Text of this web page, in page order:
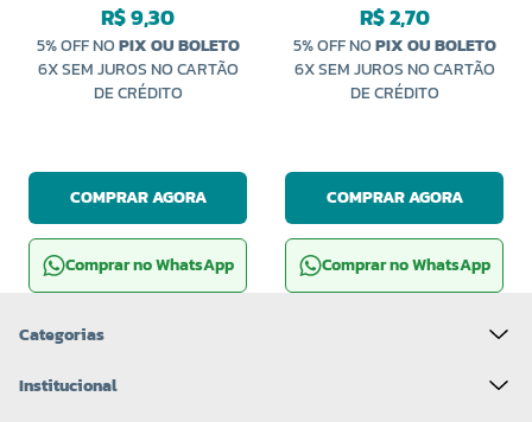
R$ 9,30
5% OFF NOPIX OU BOLETO
6X SEM JUROS NO CARTÃO
DE CRÉDITO
COMPRAR AGORA
Comprar no WhatsApp
R$ 2,70
5% OFF NOPIX OU BOLETO
6X SEM JUROS NO CARTÃO
DE CRÉDITO
COMPRAR AGORA
Comprar no WhatsApp
Categorias
Institucional